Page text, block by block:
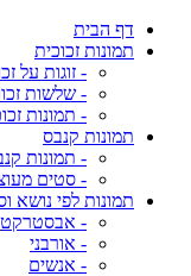
דף הבית
תמונות זכוכית
- זוגות על
- שלשות
- תמונות
תמונות קנבס
- תמונות
- סטים
תמונות לפי נושא
- אבסטרקט
- אורבני
- אנשים